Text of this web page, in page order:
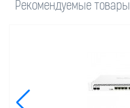
Рекомендуемые товары